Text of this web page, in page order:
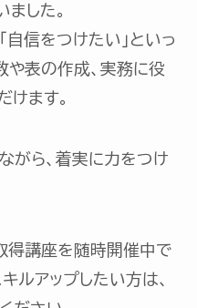
した。
自信をつけたい」といっ
や表の作成、実務に役
ます。
がら、着実に力をつけ
得講座を随時開催中で
ルアップしたい方は、